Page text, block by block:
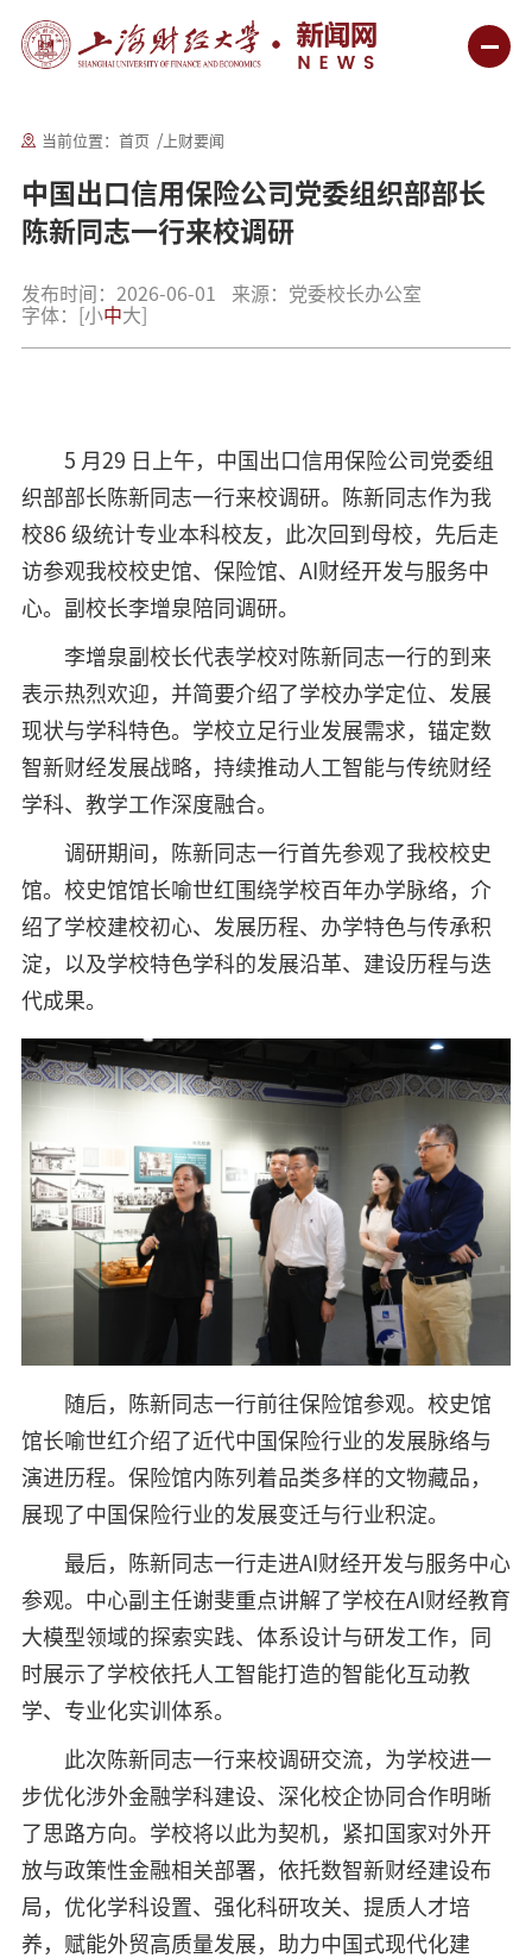
当前位置：首页 上财要闻
中国出口信用保险公司党委组织部部长
陈新同志一行来校调研
发布时间：2026-06-01
来源：党委校长办公室
字体：
小中大
5 月29 日上午，中国出口信用保险公司党委组
织部部长陈新同志一行来校调研。陈新同志作为我
校86 级统计专业本科校友，此次回到母校，先后走
访参观我校校史馆、保险馆、AI财经开发与服务中
心。副校长李增泉陪同调研。
李增泉副校长代表学校对陈新同志一行的到来
表示热烈欢迎，并简要介绍了学校办学定位、发展
现状与学科特色。学校立足行业发展需求，锚定数
智新财经发展战略，持续推动人工智能与传统财经
学科、教学工作深度融合。
调研期间，陈新同志一行首先参观了我校校史
馆。校史馆馆长喻世红围绕学校百年办学脉络，介
绍了学校建校初心、发展历程、办学特色与传承积
淀，以及学校特色学科的发展沿革、建设历程与迭
代成果。
随后，陈新同志一行前往保险馆参观。校史馆
馆长喻世红介绍了近代中国保险行业的发展脉络与
演进历程。保险馆内陈列着品类多样的文物藏品，
展现了中国保险行业的发展变迁与行业积淀。
最后，陈新同志一行走进AI财经开发与服务中心
参观。中心副主任谢斐重点讲解了学校在AI财经教育
大模型领域的探索实践、体系设计与研发工作，同
时展示了学校依托人工智能打造的智能化互动教
学、专业化实训体系。
此次陈新同志一行来校调研交流，为学校进一
步优化涉外金融学科建设、深化校企协同合作明晰
了思路方向。学校将以此为契机，紧扣国家对外开
放与政策性金融相关部署，依托数智新财经建设布
局，优化学科设置、强化科研攻关、提质人才培
养，赋能外贸高质量发展，助力中国式现代化建